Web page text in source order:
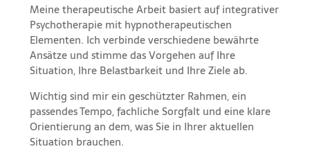
Meine therapeutische Arbeit basiert auf integrativer
Psychotherapie mit hypnotherapeutischen
Elementen. Ich verbinde verschiedene bewährte
Ansätze und stimme das Vorgehen auf Ihre
Situation, Ihre Belastbarkeit und Ihre Ziele ab.
Wichtig sind mir ein geschützter Rahmen, ein
passendes Tempo, fachliche Sorgfalt und eine klare
Orientierung an dem, was Sie in Ihrer aktuellen
Situation brauchen.